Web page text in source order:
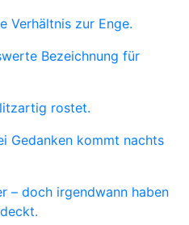
Verhältnis zur Enge.
Bezeichnung für
rostet.
Gedanken kommt nachts
– doch irgendwann haben